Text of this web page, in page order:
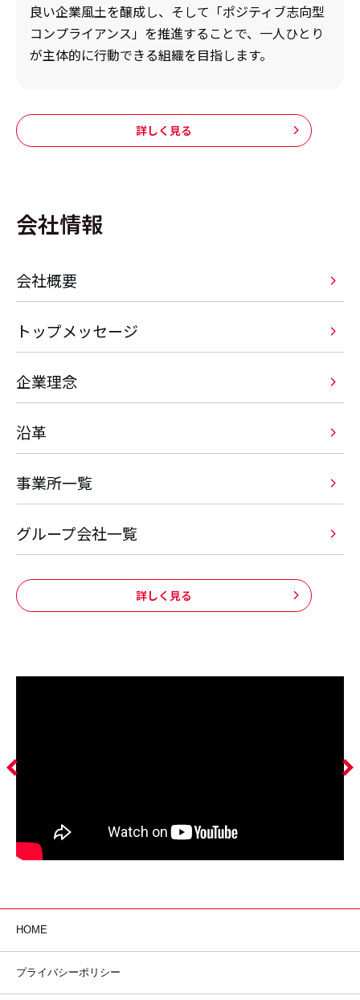
良い企業風土を醸成し、そして「ポジティブ志向型
コンプライアンス」を推進することで、一人ひとり
が主体的に行動できる組織を目指します。
詳しく見る
会社情報
会社概要
トップメッセージ
企業理念
沿革
事業所一覧
グループ会社一覧
詳しく見る
left right
HOME
プライバシーポリシー